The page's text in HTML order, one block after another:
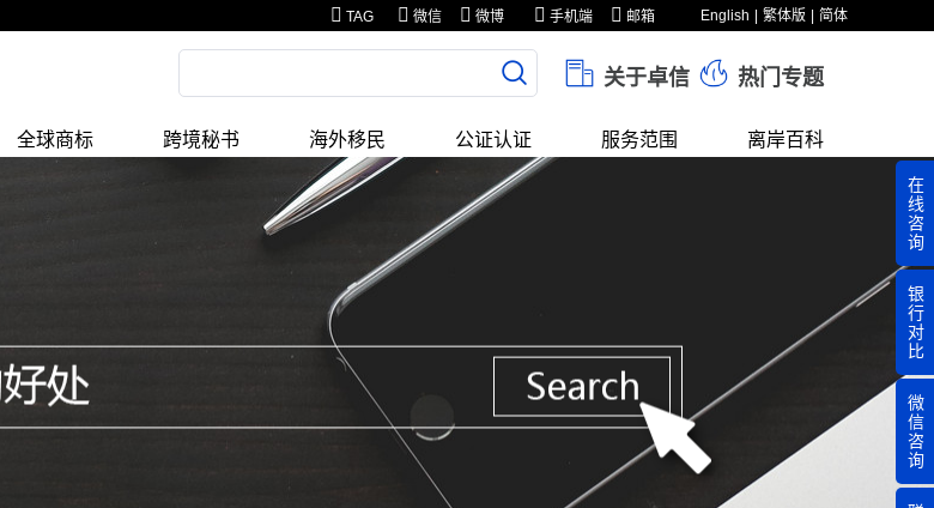
English 繁体版 简体
TAG 微信 微博 手机端 邮箱
关于卓信 热门专题
全球商标 跨境秘书 海外移民 公证认证 服务范围 离岸百科
在
线
咨
询
银
行
对
比
微
信
咨
询